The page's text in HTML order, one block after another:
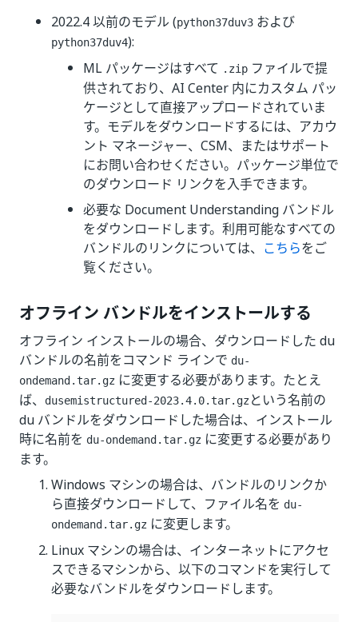
2022.4 以前のモデル (python37duv3 および
python37duv4):
ML パッケージはすべて .zip ファイルで提
供されており、AI Center 内にカスタム パッ
ケージとして直接アップロードされていま
す。モデルをダウンロードするには、アカウ
ント マネージャー、CSM、またはサポート
にお問い合わせください。パッケージ単位で
のダウンロード リンクを入手できます。
必要な Document Understanding バンドル
をダウンロードします。利用可能なすべての
バンドルのリンクについては、 こちらをご
覧ください。
オフライン バンドルをインストールする
オフライン インストールの場合、ダウンロードした du
バンドルの名前をコマンド ラインで du-
ondemand.tar.gz に変更する必要があります。たとえ
ば、
dusemistructured-2023.4.0.tar.gzという名前の
du バンドルをダウンロードした場合は、インストール
時に名前を du-ondemand.tar.gz に変更する必要があり
ます。
Windows マシンの場合は、バンドルのリンクか
ら直接ダウンロードして、ファイル名を du-
ondemand.tar.gz に変更します。
Linux マシンの場合は、インターネットにアクセ
スできるマシンから、以下のコマンドを実行して
必要なバンドルをダウンロードします。